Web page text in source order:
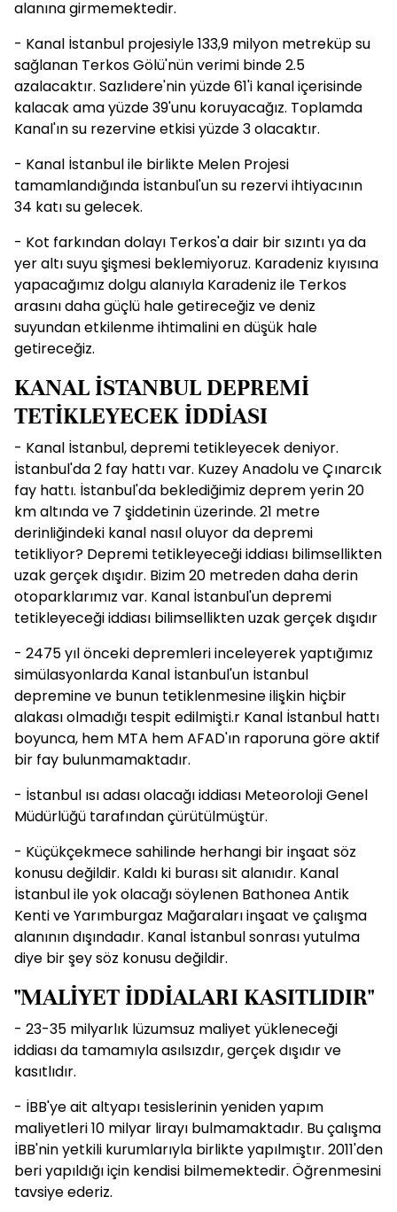
alanına girmemektedir.
- Kanal İstanbul projesiyle 133,9 milyon metreküp su
sağlanan Terkos Gölü'nün verimi binde 2.5
azalacaktır. Sazlıdere'nin yüzde 61'i kanal içerisinde
kalacak ama yüzde 39'unu koruyacağız. Toplamda
Kanal'ın su rezervine etkisi yüzde 3 olacaktır.
- Kanal İstanbul ile birlikte Melen Projesi
tamamlandığında İstanbul'un su rezervi ihtiyacının
34 katı su gelecek.
- Kot farkından dolayı Terkos'a dair bir sızıntı ya da
yer altı suyu şişmesi beklemiyoruz. Karadeniz kıyısına
yapacağımız dolgu alanıyla Karadeniz ile Terkos
arasını daha güçlü hale getireceğiz ve deniz
suyundan etkilenme ihtimalini en düşük hale
getireceğiz.
KANAL İSTANBUL DEPREMİ
TETİKLEYECEK İDDİASI
- Kanal İstanbul, depremi tetikleyecek deniyor.
İstanbul'da 2 fay hattı var. Kuzey Anadolu ve Çınarcık
fay hattı. İstanbul'da beklediğimiz deprem yerin 20
km altında ve 7 şiddetinin üzerinde. 21 metre
derinliğindeki kanal nasıl oluyor da depremi
tetikliyor? Depremi tetikleyeceği iddiası bilimsellikten
uzak gerçek dışıdır. Bizim 20 metreden daha derin
otoparklarımız var. Kanal İstanbul'un depremi
tetikleyeceği iddiası bilimsellikten uzak gerçek dışıdır
- 2475 yıl önceki depremleri inceleyerek yaptığımız
simülasyonlarda Kanal İstanbul'un İstanbul
depremine ve bunun tetiklenmesine ilişkin hiçbir
alakası olmadığı tespit edilmişti.r Kanal İstanbul hattı
boyunca, hem MTA hem AFAD'ın raporuna göre aktif
bir fay bulunmamaktadır.
- İstanbul ısı adası olacağı iddiası Meteoroloji Genel
Müdürlüğü tarafından çürütülmüştür.
- Küçükçekmece sahilinde herhangi bir inşaat söz
konusu değildir. Kaldı ki burası sit alanıdır. Kanal
İstanbul ile yok olacağı söylenen Bathonea Antik
Kenti ve Yarımburgaz Mağaraları inşaat ve çalışma
alanının dışındadır. Kanal İstanbul sonrası yutulma
diye bir şey söz konusu değildir.
"MALİYET İDDİALARI KASITLIDIR"
- 23-35 milyarlık lüzumsuz maliyet yükleneceği
iddiası da tamamıyla asılsızdır, gerçek dışıdır ve
kasıtlıdır.
- İBB'ye ait altyapı tesislerinin yeniden yapım
maliyetleri 10 milyar lirayı bulmamaktadır. Bu çalışma
İBB'nin yetkili kurumlarıyla birlikte yapılmıştır. 2011'den
beri yapıldığı için kendisi bilmemektedir. Öğrenmesini
tavsiye ederiz.